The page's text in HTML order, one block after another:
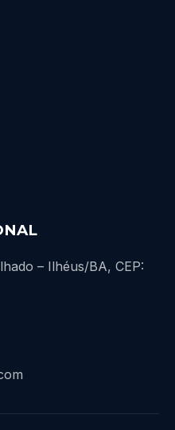
– Ilhéus/BA, CEP: